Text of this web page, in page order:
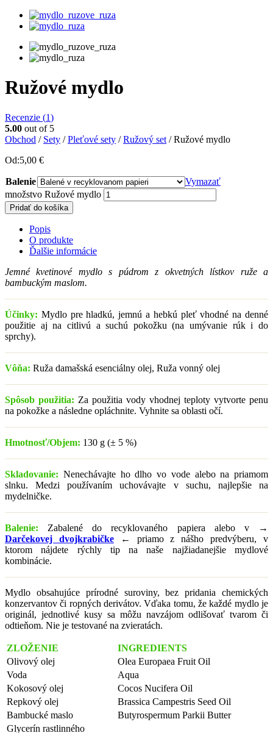
Ružové mydlo
Recenzie (1)
5.00 out of 5
Obchod / Sety /Pleťové sety /Ružový set / Ružové mydlo
Od:5,00 €
Balenie
Vymazať
množstvo Ružové mydlo
Pridať do košíka
Popis
O produkte
Ďalšie informácie
Jemné kvetinové mydlo s púdrom z okvetných lístkov ruže a
bambuckým maslom.
Účinky: Mydlo pre hladkú, jemnú a hebkú pleť vhodné na denné
použitie aj na citlivú a suchú pokožku (na umývanie rúk i do
sprchy).
Vôňa: Ruža damašská esenciálny olej, Ruža vonný olej
Spôsob použitia: Za použitia vody vhodnej teploty vytvorte penu
na pokožke a následne opláchnite. Vyhnite sa oblasti očí.
Hmotnosť/Objem: 130 g (± 5 %)
Skladovanie: Nenechávajte ho dlho vo vode alebo na priamom
slnku. Medzi používaním uchovávajte v suchu, najlepšie na
mydelničke.
Balenie: Zabalené do recyklovaného papiera alebo v
→
Darčekovej dvojkrabičke
← priamo z nášho predvýberu, v
ktorom nájdete rýchly tip na naše najžiadanejšie mydlové
kombinácie.
Mydlo obsahujúce prírodné suroviny, bez pridania chemických
konzervantov či ropných derivátov. Vďaka tomu, že každé mydlo je
originál, jednotlivé kusy sa môžu navzájom odlišovať tvarom či
odtieňom. Nie je testované na zvieratách.
ZLOŽENIE
INGREDIENTS
Olivový olej
Olea Europaea Fruit Oil
Voda
Aqua
Kokosový olej
Cocos Nucifera Oil
Repkový olej
Brassica Campestris Seed Oil
Bambucké maslo
Butyrospermum Parkii Butter
Glycerín rastlinného